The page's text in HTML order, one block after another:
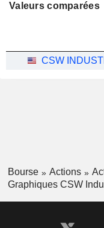
Valeurs comparées
CSW
Bourse Actions
Graphiques CSW